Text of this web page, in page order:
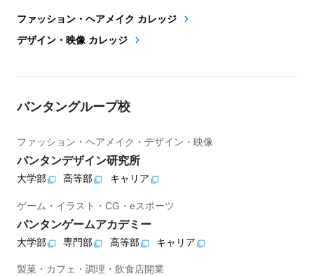
ファッション・ヘアメイク カレッジ
デザイン・映像 カレッジ
バンタングループ校
ファッション・ヘアメイク・デザイン・映像
バンタンデザイン研究所
大学部 高等部 キャリア
ゲーム・イラスト・CG・eスポーツ
バンタンゲームアカデミー
大学部 専門部 高等部 キャリア
製菓・カフェ・調理・飲食店開業